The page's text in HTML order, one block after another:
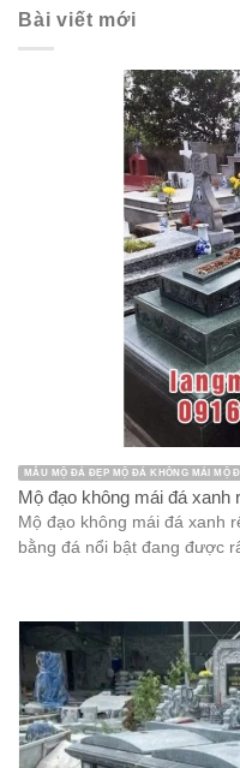
Bài viết mới
MẪU MỘ ĐÁ ĐẸP MỘ ĐÁ KHÔNG MÁI MỘ
Mộ đạo không mái đá xanh
Mộ đạo không mái đá xanh
bằng đá nổi bật đang được